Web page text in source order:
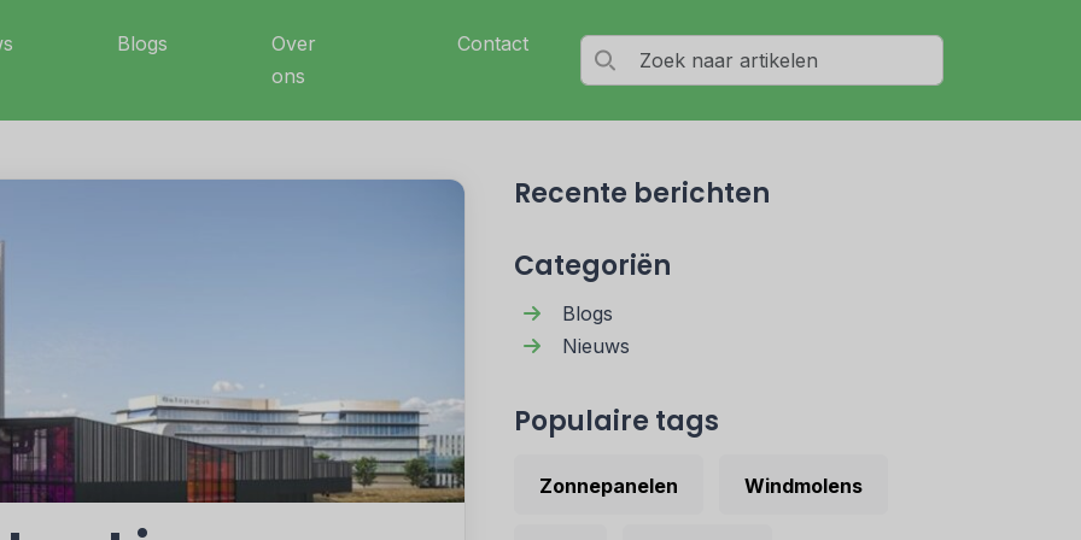
Blogs
Over
ons
Contact
Recente berichten
Categoriën
Blogs
Nieuws
Populaire tags
Zonnepanelen Windmolens